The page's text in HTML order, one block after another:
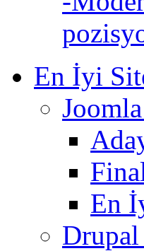
En İyi
En